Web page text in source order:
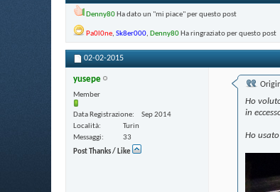
Denny80Ha dato un "mi piace" per questo post
Pa0l0ne, Sk8er000, Denny80Ha ringraziato per questo post
02-02-2015
yusepe
Member
Data Registrazione
Sep 2014
Località
Turin
Messaggi
33
Post Thanks / Like
Ho
in
Ho